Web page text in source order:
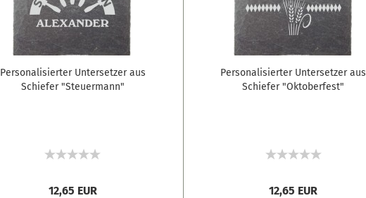
Personalisierter Untersetzer aus
Schiefer "Steuermann"
12,65 EUR
Personalisierter Untersetzer aus
Schiefer "Oktoberfest"
12,65 EUR